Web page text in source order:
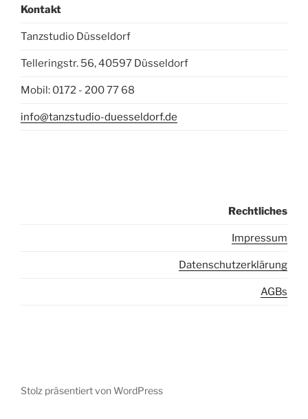
Kontakt
Tanzstudio Düsseldorf
Telleringstr. 56, 40597 Düsseldorf
Mobil: 0172 - 200 77 68
info@tanzstudio-duesseldorf.de
Rechtliches
Impressum
Datenschutzerklärung
AGBs
Stolz präsentiert von WordPress